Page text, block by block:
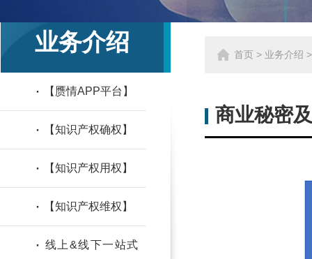
业务介绍
· 【赝情APP平台】
· 【知识产权确权】
· 【知识产权用权】
· 【知识产权维权】
· 线上&线下一站式
首页 > 业务介绍
商业秘密